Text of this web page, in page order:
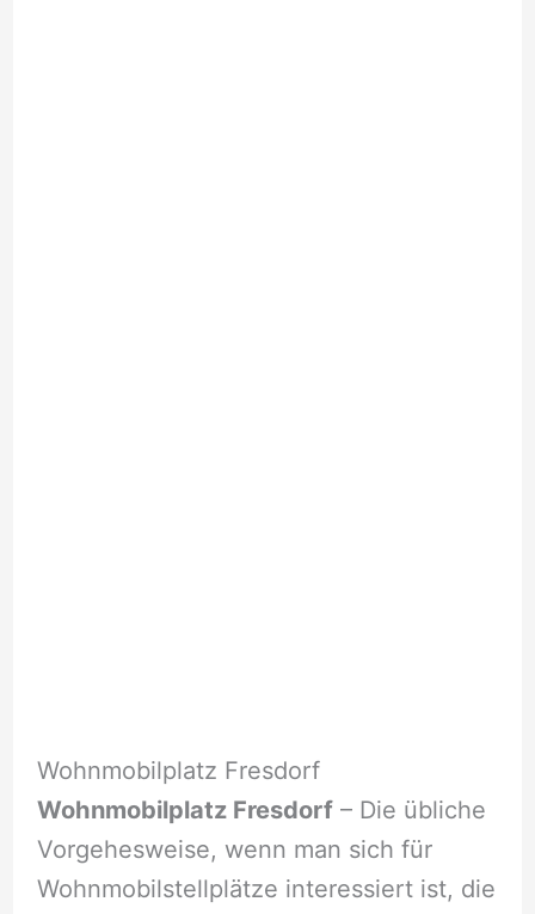
Wohnmobilplatz Fresdorf
Wohnmobilplatz Fresdorf– Die übliche
Vorgehesweise, wenn man sich für
Wohnmobilstellplätze interessiert ist, die